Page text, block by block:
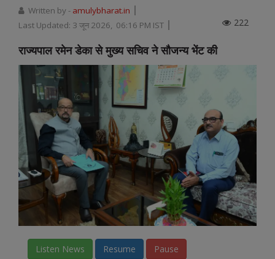
Written by - amulybharat.in
Last Updated: 3 जून 2026, 06:16 PM IST 222
राज्यपाल रमेन डेका से मुख्य सचिव ने सौजन्य भेंट की
Listen News Resume Pause